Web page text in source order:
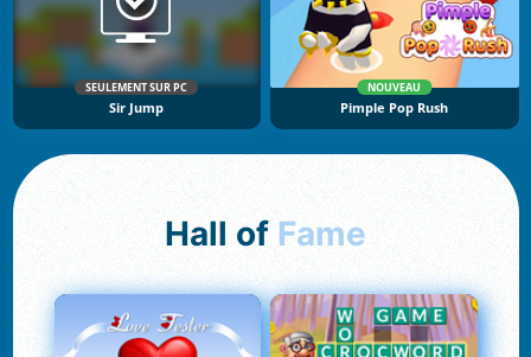
SEULEMENT SUR PC
Sir Jump
NOUVEAU
Pimple Pop Rush
Hall of Fame